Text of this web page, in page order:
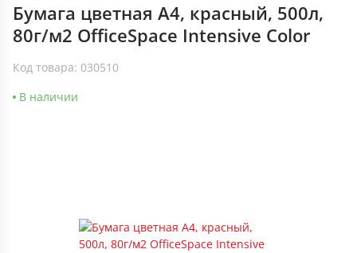
Бумага цветная А4, красный, 500л,
80г/м2 OfficeSpace Intensive Color
Код товара: 030510
В наличии